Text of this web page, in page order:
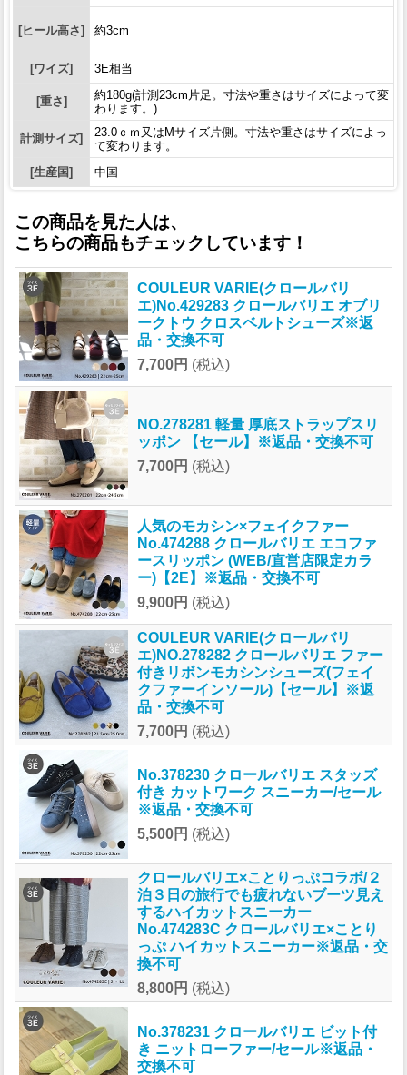
[ヒール高さ] 約3cm
[ワイズ] 3E相当
[重さ]
約180g(計測23cm片足。寸法や重さはサイズによって変
わります。)
計測サイズ]
23.0ｃｍ又はMサイズ片側。寸法や重さはサイズによっ
て変わります。
[生産国]
中国
この商品を見た人は、
こちらの商品もチェックしています！
COULEUR VARIE(クロールバリ
エ)No.429283 クロールバリエ オブリ
ークトウ クロスベルトシューズ※返
品・交換不可
7,700円 (税込)
NO.278281 軽量 厚底ストラップスリ
ッポン 【セール】※返品・交換不可
7,700円 (税込)
人気のモカシン×フェイクファー
No.474288 クロールバリエ エコファ
ースリッポン (WEB/直営店限定カラ
ー)【2E】※返品・交換不可
9,900円 (税込)
COULEUR VARIE(クロールバリ
エ)NO.278282 クロールバリエ ファー
付きリボンモカシンシューズ(フェイ
クファーインソール)【セール】※返
品・交換不可
7,700円 (税込)
No.378230 クロールバリエ スタッズ
付き カットワーク スニーカー/セール
※返品・交換不可
5,500円 (税込)
クロールバリエ×ことりっぷコラボ/２
泊３日の旅行でも疲れないブーツ見え
するハイカットスニーカー
No.474283C クロールバリエ×ことり
っぷ ハイカットスニーカー※返品・交
換不可
8,800円 (税込)
No.378231 クロールバリエ ビット付
き ニットローファー/セール※返品・
交換不可